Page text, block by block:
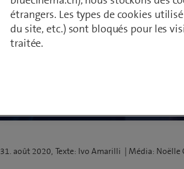
Patron et
Publié
31. août 2020 Texte: Ivo Amarilli | Média: Noëlle
étrangers. Les types de cookies
du site, etc.) sont bloqués pour les
traitée.